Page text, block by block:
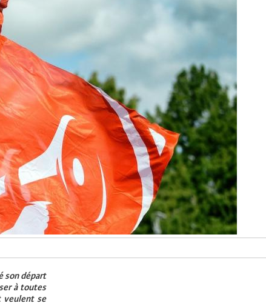
son départ
à toutes
veulent se